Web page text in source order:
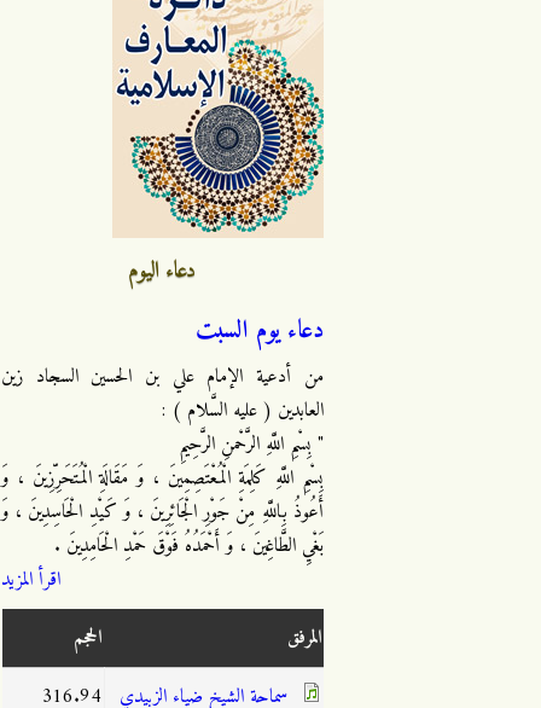
دعاء اليوم
دعاء يوم السبت
من أدعية الإمام علي بن الحسين السجاد زين
العابدين ( عليه السَّلام ) :
" بِسْمِ اللَّهِ الرَّحْمنِ الرَّحِيمِ
بِسْمِ اللَّهِ كَلِمَةِ الْمُعْتَصِمِينَ ، وَ مَقَالَةِ الْمُتَحَرِّزِينَ ، وَ
أَعُوذُ بِاللَّهِ مِنْ جَوْرِ الْجَائِرِينَ ، وَ كَيْدِ الْحَاسِدِينَ ، وَ
بَغْيِ الطَّاغِينَ ، وَ أَحْمَدُهُ فَوْقَ حَمْدِ الْحَامِدِينَ .
اقرأ المزيد
المرفق
الحجم
سماحة الشيخ ضياء الزبيدي 316.94